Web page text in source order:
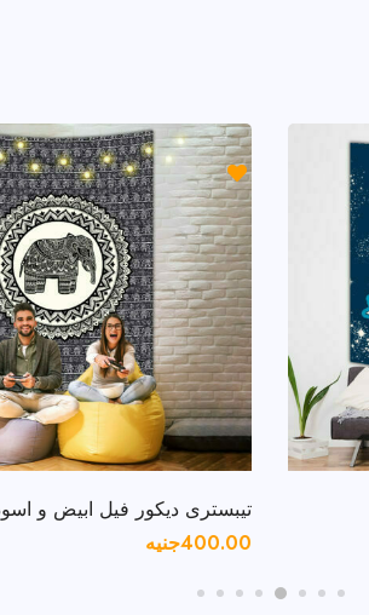
تيبسترى ديكور فيل ابيض و
400.00جنيه